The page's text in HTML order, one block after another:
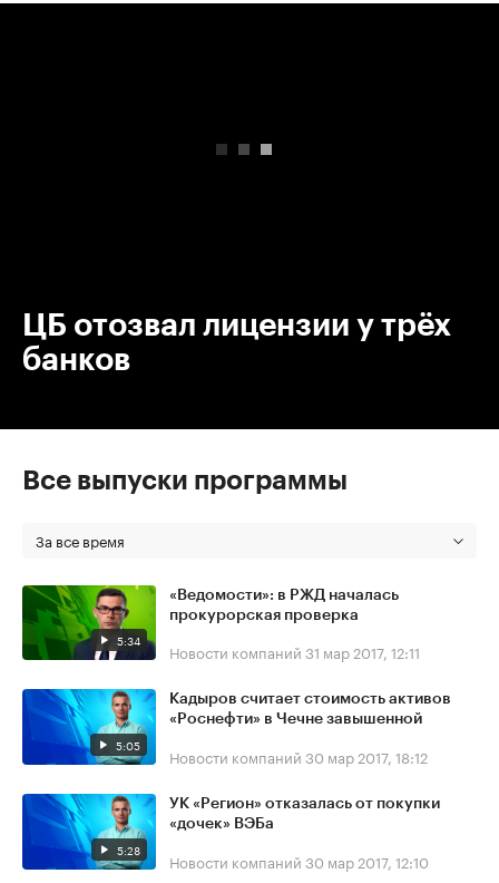
ЦБ отозвал лицензии у трёх
банков
Все выпуски программы
За все время
5:34
«Ведомости»: в РЖД началась
прокурорская проверка
Новости компаний 31 мар 2017, 12:11
5:05
Кадыров считает стоимость активов
«Роснефти» в Чечне завышенной
Новости компаний 30 мар 2017, 18:12
5:28
УК «Регион» отказалась от покупки
«дочек» ВЭБа
Новости компаний 30 мар 2017, 12:10